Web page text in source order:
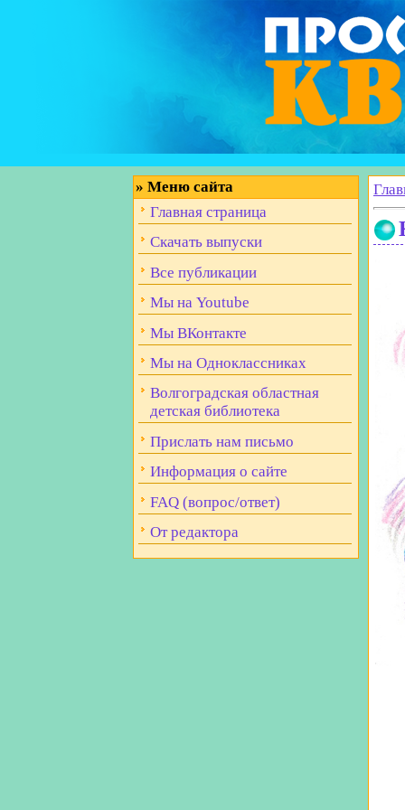
» Меню сайта
Главная страница
Скачать выпуски
Все публикации
Мы на Youtube
Мы ВКонтакте
Мы на Одноклассниках
Волгоградская областная
детская библиотека
Прислать нам письмо
Информация о сайте
FAQ (вопрос/ответ)
От редактора